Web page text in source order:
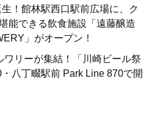
生！館林駅西口駅前広場に、ク
能できる飲食施設「遠藤醸造
」がオープン！
ワリーが集結！「川崎ビール祭
八丁畷駅前 Park Line 870で開